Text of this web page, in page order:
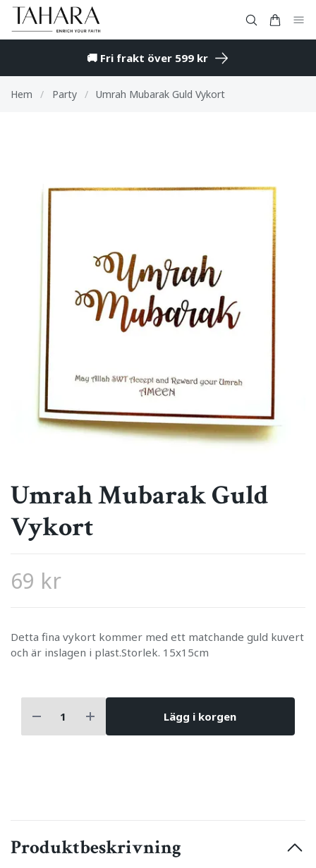
🚚 Fri frakt över 599 kr
Hem / Party / Umrah Mubarak Guld Vykort
Umrah Mubarak Guld
Vykort
69 kr
Detta fina vykort kommer med ett matchande guld kuvert
och är inslagen i plast.Storlek. 15x15cm
Lägg i korgen
Produktbeskrivning